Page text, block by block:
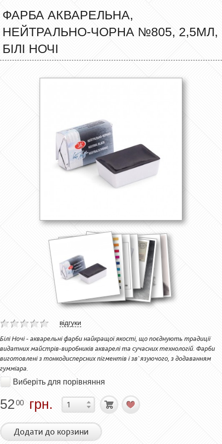
ФАРБА АКВАРЕЛЬНА,
НЕЙТРАЛЬНО-ЧОРНА №805, 2,5МЛ,
БІЛІ НОЧІ
відгуки
Білі Ночі - акварельні фарби найкращої якості, що поєднують традиції
видатних майстрів-виробників акварелі та сучасних технологій. Фарби
виготовлені з тонкодисперсних пігментів і зв`язуючого, з додаванням
гумміара.
Виберіть для порівняння
5200 грн.
Додати до корзини